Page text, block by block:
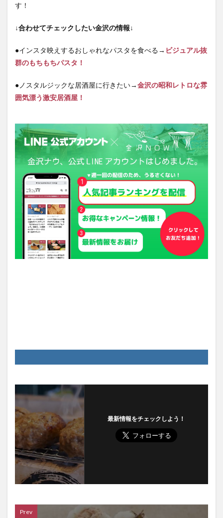
す！
↓合わせてチェックしたい金沢の情報↓
●インスタ映えするおしゃれなパスタを食べる→ ビジュアル抜
群のもちもちパスタ！
●ノスタルジックな居酒屋に行きたい→金沢の昭和レトロな雰
囲気漂う激安居酒屋！
最新情報をチェックしよう！
Prev